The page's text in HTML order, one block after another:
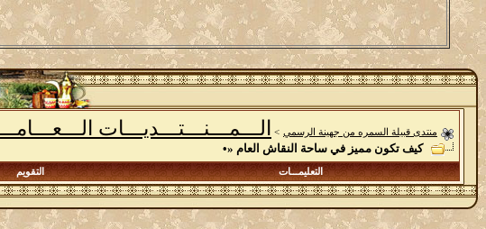
منتدى قبيلة السمره من جهينة الرسمي > الـــمـــنـــتـــديـــات
كيف تكون مميز في ساحة النقاش العام «•
التعليمـــات التقويم